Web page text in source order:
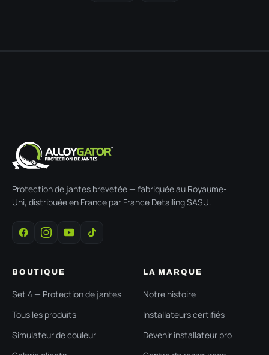
Protection de jantes brevetée — fabriquée au Royaume-
Uni, distribuée en France par France Detailing SASU.
BOUTIQUE
Set 4 — Protection de jantes
Tous les produits
Simulateur de couleur
LA MARQUE
Notre histoire
Installateurs certifiés
Devenir installateur pro